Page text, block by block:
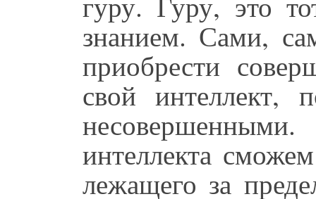
знанием. Сами,
приобрести
свой интеллект,
интеллекта
лежащего за